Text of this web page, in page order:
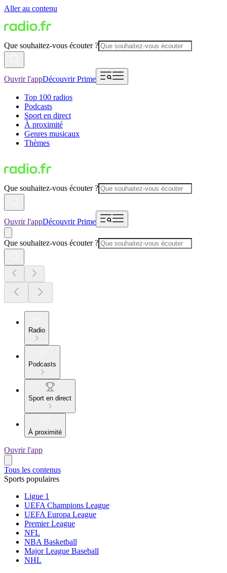
Aller au contenu
Que souhaitez-vous écouter ?
Ouvrir l'appDécouvrir Prime
Top 100 radios
Podcasts
Sport en direct
À proximité
Genres musicaux
Thèmes
Que souhaitez-vous écouter ?
Ouvrir l'appDécouvrir Prime
Que souhaitez-vous écouter ?
Radio
Podcasts
Sport en direct
À proximité
Ouvrir l'app
Tous les contenus
Sports populaires
Ligue 1
UEFA Champions League
UEFA Europa League
Premier League
NFL
NBA Basketball
Major League Baseball
NHL